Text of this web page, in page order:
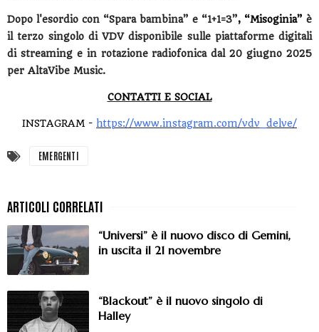
Dopo l'esordio con “Spara bambina” e “1+1=3”, “Misoginia” è
il terzo singolo di VDV disponibile sulle piattaforme digitali
di streaming e in rotazione radiofonica dal 20 giugno 2025
per AltaVibe Music.
CONTATTI E SOCIAL
INSTAGRAM - https://www.instagram.com/vdv_delve/
EMERGENTI
“Universi” è il nuovo disco di Gemini,
in uscita il 21 novembre
“Blackout” è il nuovo singolo di
Halley